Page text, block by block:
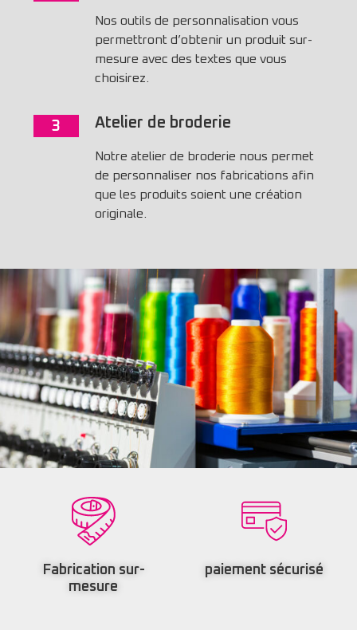
Nos outils de personnalisation vous
permettront d’obtenir un produit sur-
mesure avec des textes que vous
choisirez.
3 Atelier de broderie
Notre atelier de broderie nous permet
de personnaliser nos fabrications afin
que les produits soient une création
originale.
Fabrication sur-
mesure
paiement sécurisé